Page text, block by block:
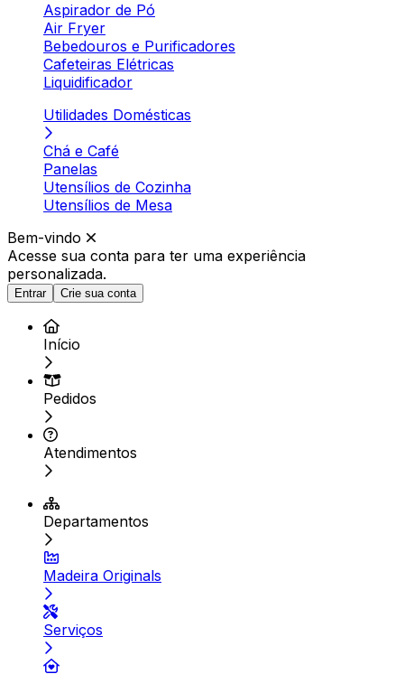
Aspirador de Pó
Air Fryer
Bebedouros e Purificadores
Cafeteiras Elétricas
Liquidificador
Utilidades Domésticas
Chá e Café
Panelas
Utensílios de Cozinha
Utensílios de Mesa
Bem-vindo
Acesse sua conta para ter uma experiência
personalizada.
Entrar Crie sua conta
Início
Pedidos
Atendimentos
Departamentos
Madeira Originals
Serviços